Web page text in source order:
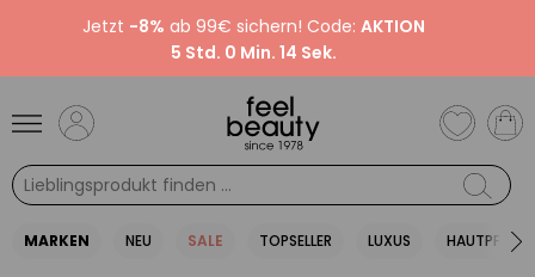
Jetzt -8% ab 99€ sichern! Code:AKTION
5 Std. 0 Min. 14 Sek.
MARKEN NEU SALE TOPSELLER LUXUS HAUTPFLEGE